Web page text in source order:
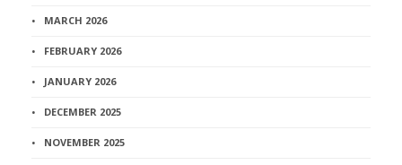
MARCH 2026
FEBRUARY 2026
JANUARY 2026
DECEMBER 2025
NOVEMBER 2025